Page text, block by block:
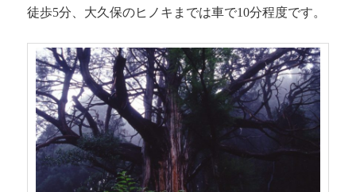
徒歩5分、大久保のヒノキまでは車で10分程度です。